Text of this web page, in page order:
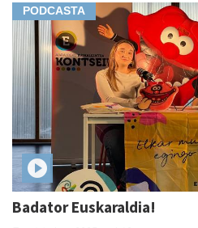
PODCASTA
Badator Euskaraldia!